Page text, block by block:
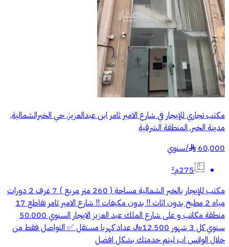
مكتب تجاري للإيجار في شارع الامير ثامر ابن عبدالعزيز, حي الخبرالشمالية,
مدينة الخبر, المنطقة الشرقية
60,000
§
/سنوي
275م²
مكتب للإيجار بالخبر الشمالية مساحة ( 260 متر مربع ) 7 غرف 2 دورات
مياه 2 مطبخ بدون اثاث !! بدون مكيفات !! شارع الامير ثامر تقاطع 17
منطقة مكاتب و على شارع الملك عبد العزيز الايجار السنوي 50.000
سنوي كل 3 شهور 12.500﷼ عداد كهربا مستقل ✅ التواصل فقط من
خلال الواتس اب ليتم خدمتك بشكل افضل